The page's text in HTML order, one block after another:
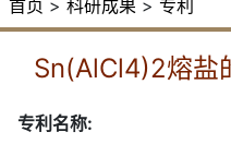
首页 > 科研成果 > 专利
Sn(AlCl4)2熔盐
专利名称: